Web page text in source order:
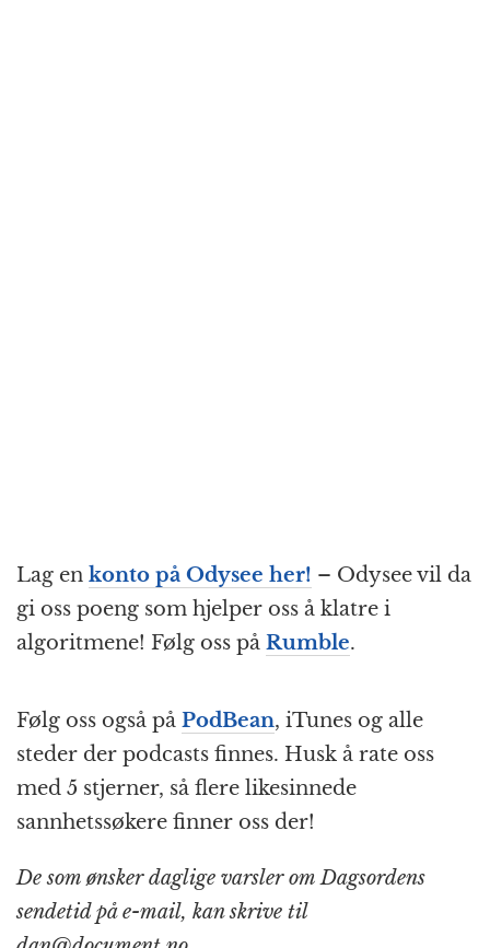
Lag en konto på Odysee her! – Odysee vil da
gi oss poeng som hjelper oss å klatre i
algoritmene! Følg oss på Rumble.
Følg oss også på PodBean, iTunes og alle
steder der podcasts finnes. Husk å rate oss
med 5 stjerner, så flere likesinnede
sannhetssøkere finner oss der!
De som ønsker daglige varsler om Dagsordens
sendetid på e-mail, kan skrive til